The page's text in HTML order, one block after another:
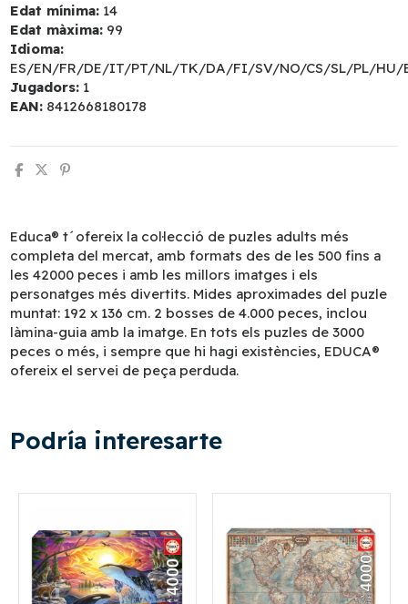
Edat mínima: 14
Edat màxima: 99
Idioma:
ES/EN/FR/DE/IT/PT/NL/TK/DA/FI/SV/NO/CS/SL/PL/HU/
Jugadors: 1
EAN: 8412668180178
Educa® t´ofereix la col·lecció de puzles adults més
completa del mercat, amb formats des de les 500 fins a
les 42000 peces i amb les millors imatges i els
personatges més divertits. Mides aproximades del puzle
muntat: 192 x 136 cm. 2 bosses de 4.000 peces, inclou
làmina-guia amb la imatge. En tots els puzles de 3000
peces o més, i sempre que hi hagi existències, EDUCA®
ofereix el servei de peça perduda.
Podría interesarte